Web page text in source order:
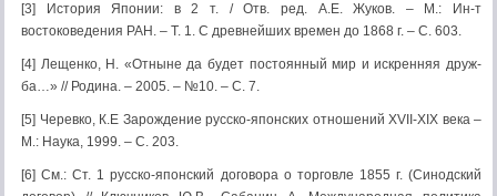
[3] История Японии: в 2 т. / Отв. ред. А.Е. Жуков. – М.: Ин-т
востоковедения РАН. – Т. 1. С древнейших времен до 1868 г. – С. 603.
[4] Лещенко, Н. «Отныне да будет постоянный мир и искренняя друж-
ба…» // Родина. – 2005. – №10. – С. 7.
[5] Черевко, К.Е Зарождение русско-японских отношений XVII-XIX века –
М.: Наука, 1999. – С. 203.
[6] См.: Ст. 1 русско-японский договора о торговле 1855 г. (Синодский